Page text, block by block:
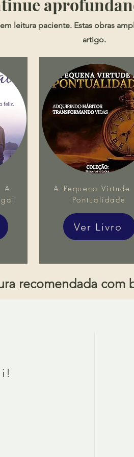
leitura paciente. Estas obras
artigo.
recomendada com
A
A Pequena Virtude
Pontualidade
Ver Livro